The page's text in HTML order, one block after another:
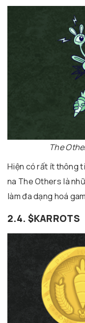
The
Hiện có rất ít thông
na The Others là
làm đa dạng hoá
2.4. $KARROTS